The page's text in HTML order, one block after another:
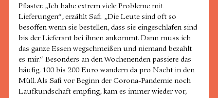
Pflaster. „Ich habe extrem viele Probleme mit
Lieferungen“, erzählt Safi. „Die Leute sind oft so
besoffen wenn sie bestellen, dass sie eingeschlafen sind
bis der Lieferant bei ihnen ankommt. Dann muss ich
das ganze Essen wegschmeißen und niemand bezahlt
es mir.“ Besonders an den Wochenenden passiere das
häufig. 100 bis 200 Euro wandern da pro Nacht in den
Müll. Als Safi vor Beginn der Corona-Pandemie noch
Laufkundschaft empfing, kam es immer wieder vor,